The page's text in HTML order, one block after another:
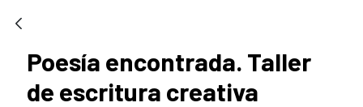
Poesía encontrada. Taller
de escritura creativa